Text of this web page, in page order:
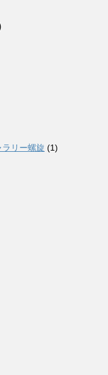
リー螺旋 (1)